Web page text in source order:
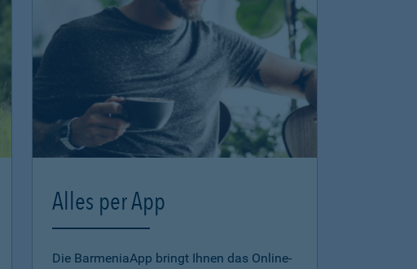
Alles per App
Die BarmeniaApp bringt Ihnen das Online-